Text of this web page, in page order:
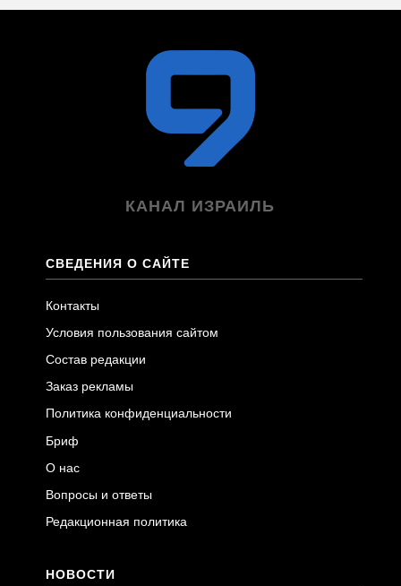
КАНАЛ ИЗРАИЛЬ
СВЕДЕНИЯ О САЙТЕ
Контакты
Условия пользования сайтом
Состав редакции
Заказ рекламы
Политика конфиденциальности
Бриф
О нас
Вопросы и ответы
Редакционная политика
НОВОСТИ